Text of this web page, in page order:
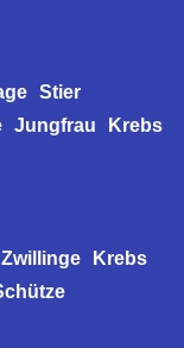
Stier
Jungfrau
Krebs
Zwillinge
Krebs